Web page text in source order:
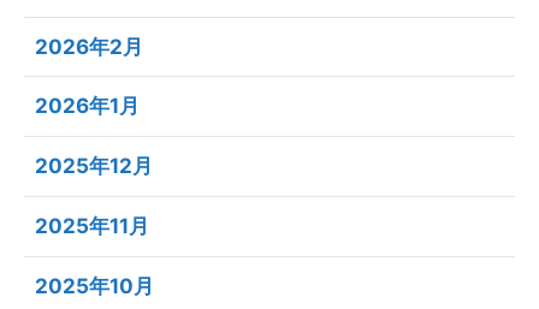
2026年2月
2026年1月
2025年12月
2025年11月
2025年10月